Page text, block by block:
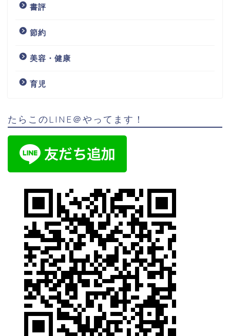
書評
節約
美容・健康
育児
たらこのLINE＠やってます！